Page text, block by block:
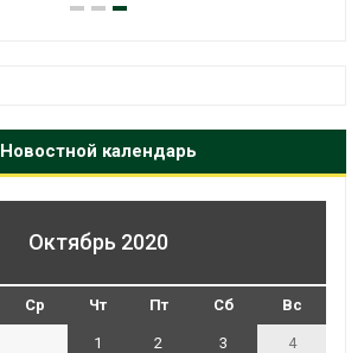
Новостной календарь
Октябрь 2020
Ср Чт Пт Сб Вс
1 2 3 4